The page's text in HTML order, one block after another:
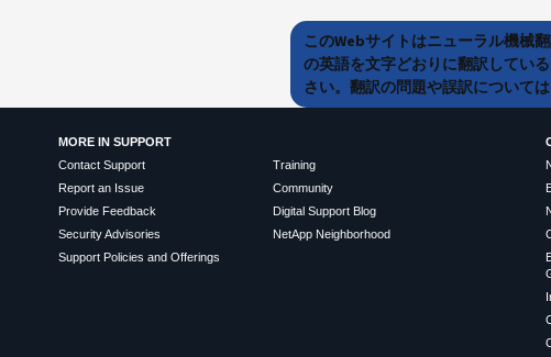
このWebサイトはニューラル機械
の英語を文字どおりに翻訳してい
さい。翻訳の問題や誤訳について
MORE IN SUPPORT
Contact Support
Report an Issue
Provide Feedback
Security Advisories
Support Policies and Offerings
Training
Community
Digital Support Blog
NetApp Neighborhood